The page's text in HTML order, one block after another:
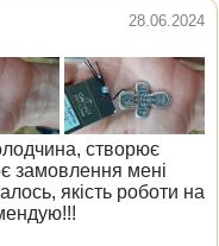
28.06.2024
створює
замовлення мені
якість роботи на